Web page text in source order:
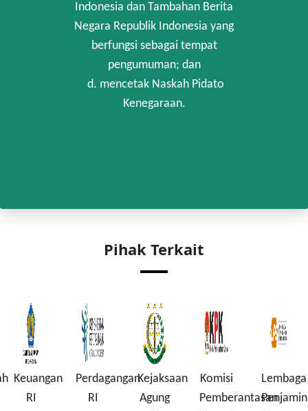
Indonesia dan Tambahan Berita
Negara Republik Indonesia yang
berfungsi sebagai tempat
pengumuman; dan
d. mencetak Naskah Pidato
Kenegaraan.
Pihak Terkait
Keuangan
RI
Perdagangan
RI
Kejaksaan
Agung
Komisi
Pemberantasan
Lembaga
Penjamin